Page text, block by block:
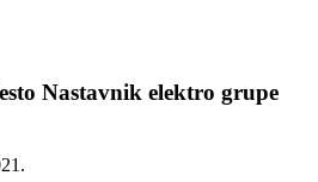
Nastavnik elektro grupe